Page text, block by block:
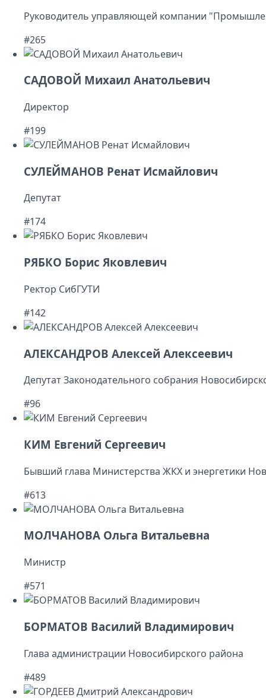
Руководитель управляющей компании
#265
САДОВОЙ Михаил Анатольевич
Директор
#199
СУЛЕЙМАНОВ Ренат Исмайлович
Депутат
#174
РЯБКО Борис Яковлевич
Ректор СибГУТИ
#142
АЛЕКСАНДРОВ Алексей Алексеевич
Депутат Законодательного собрания
#96
КИМ Евгений Сергеевич
Бывший глава Министерства ЖКХ и энергетики
#613
МОЛЧАНОВА Ольга Витальевна
Министр
#571
БОРМАТОВ Василий Владимирович
Глава администрации Новосибирского района
#489